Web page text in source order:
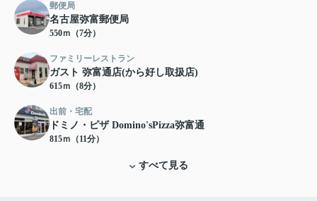
郵便局
名古屋弥富郵便局
550ｍ（7分）
ファミリーレストラン
ガスト 弥富通店(から好し取扱店)
615ｍ（8分）
出前・宅配
ドミノ・ピザ Domino'sPizza弥富通
815ｍ（11分）
すべて見る